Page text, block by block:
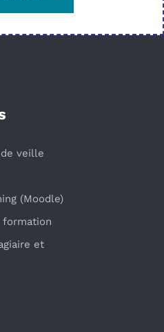
veille
(Moodle)
formation
et